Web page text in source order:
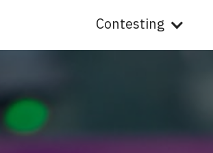
Contesting